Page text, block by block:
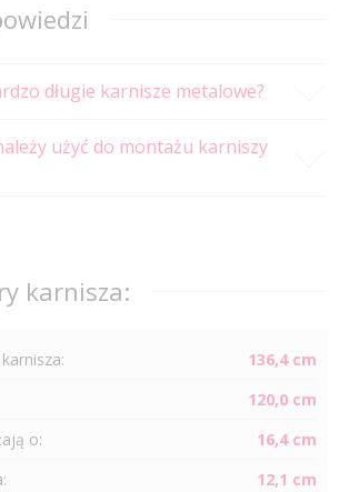
długie karnisze metalowe?
użyć do montażu karniszy
karnisza:
136,4 cm
120,0 cm
o:
16,4 cm
12,1 cm